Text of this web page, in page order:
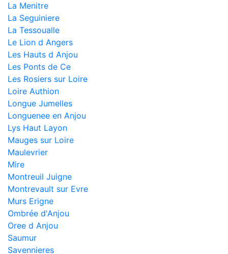
La Menitre
La Seguiniere
La Tessoualle
Le Lion d Angers
Les Hauts d Anjou
Les Ponts de Ce
Les Rosiers sur Loire
Loire Authion
Longue Jumelles
Longuenee en Anjou
Lys Haut Layon
Mauges sur Loire
Maulevrier
Mire
Montreuil Juigne
Montrevault sur Evre
Murs Erigne
Ombrée d'Anjou
Oree d Anjou
Saumur
Savennieres